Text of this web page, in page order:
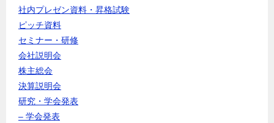
社内プレゼン資料・昇格試験
ピッチ資料
セミナー・研修
会社説明会
株主総会
決算説明会
研究・学会発表
– 学会発表